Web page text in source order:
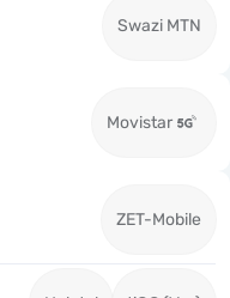
Swazi MTN
Movistar
ZET-Mobile